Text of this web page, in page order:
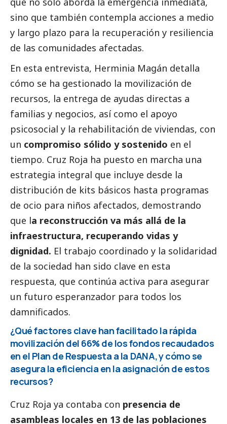
sino que también contempla acciones a medio
y largo plazo para la recuperación y resiliencia
de las comunidades afectadas.
En esta entrevista, Herminia Magán detalla
cómo se ha gestionado la movilización de
recursos, la entrega de ayudas directas a
familias y negocios, así como el apoyo
psicosocial y la rehabilitación de viviendas, con
un compromiso sólido y sostenido en el
tiempo. Cruz Roja ha puesto en marcha una
estrategia integral que incluye desde la
distribución de kits básicos hasta programas
de ocio para niños afectados, demostrando
que la reconstrucción va más allá de la
infraestructura, recuperando vidas y
dignidad. El trabajo coordinado y la solidaridad
de la sociedad han sido clave en esta
respuesta, que continúa activa para asegurar
un futuro esperanzador para todos los
damnificados.
¿Qué factores clave han facilitado la rápida
movilización del 66% de los fondos recaudados
en el Plan de Respuesta a la DANA, y cómo se
asegura la eficiencia en la asignación de estos
recursos?
Cruz Roja ya contaba con presencia de
asambleas locales en 13 de las poblaciones